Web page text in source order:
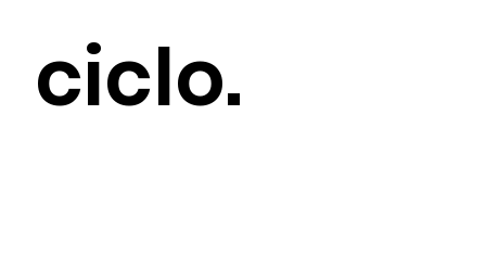
ciclo.